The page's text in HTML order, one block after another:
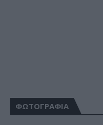
ΦΩΤΟΓΡΑΦΙΑ